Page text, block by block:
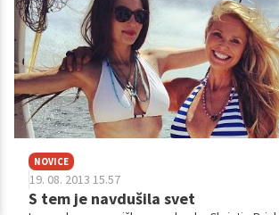
NOVICE
19. 08. 2013 15.57
S tem je navdušila svet